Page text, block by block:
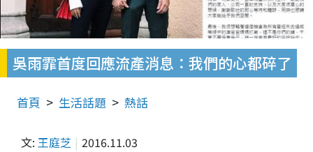
吳雨霏首度回應流產消息：我們的心都碎了
首頁 生活話題 熱話
文: 王庭芝 2016.11.03